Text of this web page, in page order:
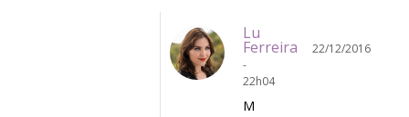
Lu
Ferreira
22/12/2016
-
22h04
M